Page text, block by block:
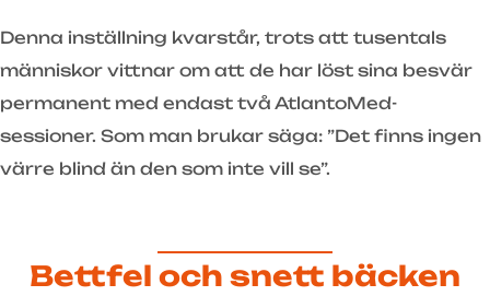
Denna inställning kvarstår, trots att tusentals
människor vittnar om att de har löst sina besvär
permanent med endast två AtlantoMed-
sessioner. Som man brukar säga: ”Det finns ingen
värre blind än den som inte vill se”.
Bettfel och snett bäcken